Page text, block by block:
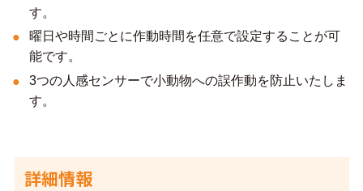
す。
曜日や時間ごとに作動時間を任意で設定することが可
能です。
3つの人感センサーで小動物への誤作動を防止いたしま
す。
詳細情報